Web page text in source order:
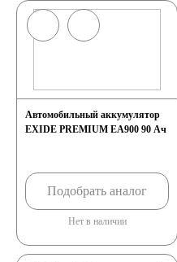
штабелеры
систем связи
аварийного
Автомобильный аккумулятор
EXIDE PREMIUM EA900 90 Ач
Подобрать аналог
Нет в наличии